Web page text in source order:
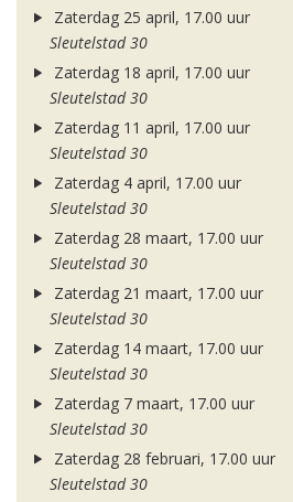
Zaterdag 25 april, 17.00 uur
Sleutelstad 30
Zaterdag 18 april, 17.00 uur
Sleutelstad 30
Zaterdag 11 april, 17.00 uur
Sleutelstad 30
Zaterdag 4 april, 17.00 uur
Sleutelstad 30
Zaterdag 28 maart, 17.00 uur
Sleutelstad 30
Zaterdag 21 maart, 17.00 uur
Sleutelstad 30
Zaterdag 14 maart, 17.00 uur
Sleutelstad 30
Zaterdag 7 maart, 17.00 uur
Sleutelstad 30
Zaterdag 28 februari, 17.00 uur
Sleutelstad 30